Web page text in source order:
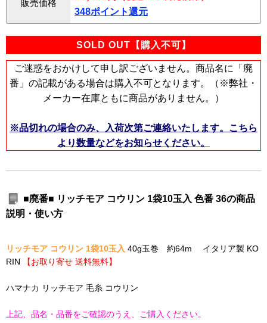
販売価格
348ポイント還元
SOLD OUT【購入不可】
ご迷惑をおかけして申し訳ございません。商品名に「廃
番」の記載がある場合は購入不可となります。（※弊社・
メーカー在庫ともに商品がありません。）
※品切れの場合のみ、入荷次第ご連絡いたします。こちら
より数量などをお知らせください。
■廃番■ リッチモア コウリン 1袋10玉入 色番 36の商品
説明・使い方
リッチモア コウリン 1袋10玉入 40g玉巻 約64m イタリア製 KO
RIN
【お取り寄せ 送料無料】
ハマナカ リッチモア 毛糸 コウリン
上記、品名・品番をご確認のうえ、ご購入ください。